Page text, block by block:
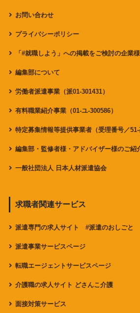
お問い合わせ
プライバシーポリシー
「#就職しよう」への掲載をご検討の企業様
編集部について
労働者派遣事業（派01-301431）
有料職業紹介事業（01-ユ-300586）
特定募集情報等提供事業者（受理番号／51-
編集部・監修者様・アドバイザー様のご紹
一般社団法人 日本人材派遣協会
求職者関連サービス
派遣専門の求人サイト #派遣のおしごと
派遣事業サービスページ
転職エージェントサービスページ
介護職の求人サイト どさんこ介護
面接対策サービス